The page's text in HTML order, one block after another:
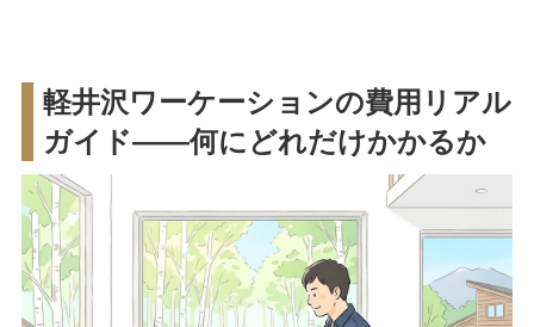
軽井沢ワーケーションの費用リアル
ガイド——何にどれだけかかるか